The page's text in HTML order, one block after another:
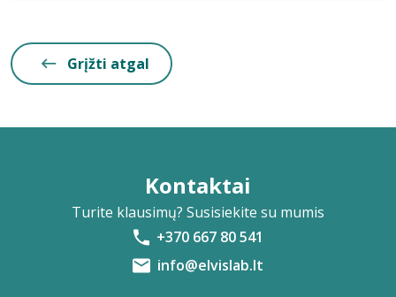
Grįžti atgal
Kontaktai
Turite klausimų? Susisiekite su mumis
+370 667 80 541
info@elvislab.lt